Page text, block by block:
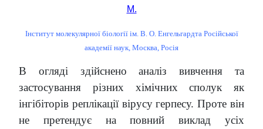
М.
Інститут молекулярної біології ім. В. О. Енгельгардта Російської
академії наук, Москва, Росія
В огляді здійснено аналіз вивчення та
застосування різних хімічних сполук як
інгібіторів реплікації вірусу герпесу. Проте він
не претендує на повний виклад усіх